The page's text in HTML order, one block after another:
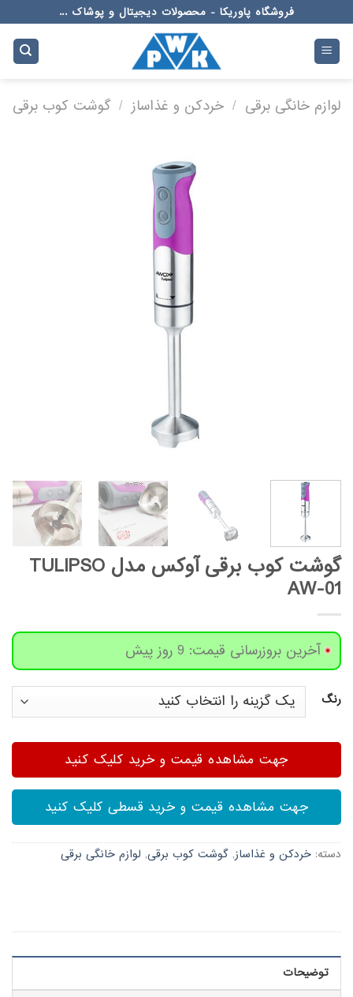
to
content
فروشگاه پاوریکا - محصولات دیجیتال و پوشاک ...
لوازم خانگی برقی / خردکن و غذاساز / گوشت کوب برقی
گوشت کوب برقی آوکس مدل TULIPSO
AW-01
آخرین بروزرسانی قیمت: 9 روز پیش
رنگ
جهت مشاهده قیمت و خرید کلیک کنید
جهت مشاهده قیمت و خرید قسطی کلیک کنید
دسته: خردکن و غذاساز, گوشت کوب برقی, لوازم خانگی برقی
توضیحات